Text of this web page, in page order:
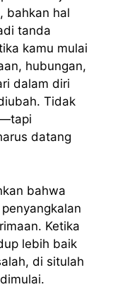
bahkan hal
tanda
kamu mulai
hubungan,
dalam diri
Tidak
datang
bahwa
Ketika
lebih baik
di situlah